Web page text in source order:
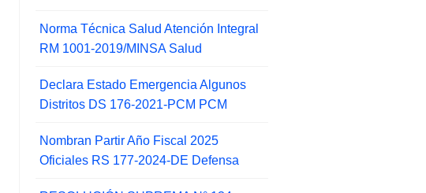
Norma Técnica Salud Atención Integral
RM 1001-2019/MINSA Salud
Declara Estado Emergencia Algunos
Distritos DS 176-2021-PCM PCM
Nombran Partir Año Fiscal 2025
Oficiales RS 177-2024-DE Defensa